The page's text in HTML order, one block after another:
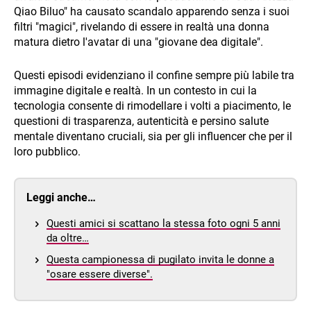
Qiao Biluo" ha causato scandalo apparendo senza i suoi
filtri "magici", rivelando di essere in realtà una donna
matura dietro l'avatar di una "giovane dea digitale".
Questi episodi evidenziano il confine sempre più labile tra
immagine digitale e realtà. In un contesto in cui la
tecnologia consente di rimodellare i volti a piacimento, le
questioni di trasparenza, autenticità e persino salute
mentale diventano cruciali, sia per gli influencer che per il
loro pubblico.
Leggi anche…
Questi amici si scattano la stessa foto ogni 5 anni
da oltre…
Questa campionessa di pugilato invita le donne a
"osare essere diverse".